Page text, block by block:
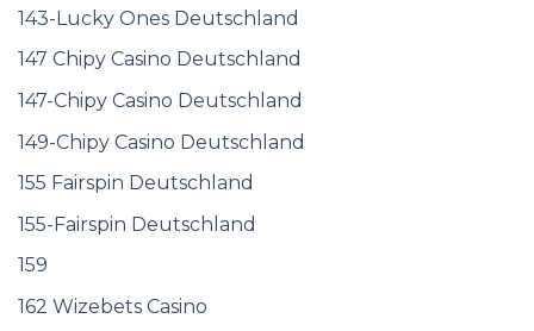
143-Lucky Ones Deutschland
147 Chipy Casino Deutschland
147-Chipy Casino Deutschland
149-Chipy Casino Deutschland
155 Fairspin Deutschland
155-Fairspin Deutschland
159
162 Wizebets Casino